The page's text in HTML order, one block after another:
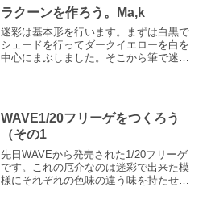
コクピット側面のクッション...
ラクーンを作ろう。Ma,k
迷彩は基本形を行います。まずは白黒で
シェードを行ってダークイエローを白を
中心にまぶしました。そこから筆で迷彩
ています。塗料はタミヤアク...
WAVE1/20フリーゲをつくろう
（その1
先日WAVEから発売された1/20フリーゲ
です。これの厄介なのは迷彩で出来た模
様にそれぞれの色味の違う味を持たせる